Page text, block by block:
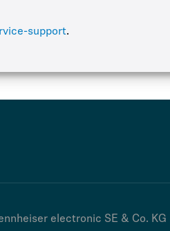
support.
electronic SE & Co. KG |